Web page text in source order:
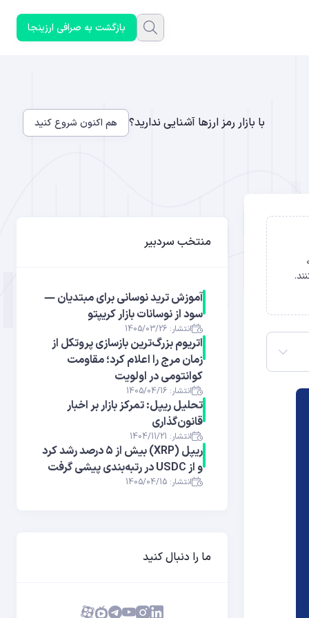
بازگشت به صرافی ارزینجا
با بازار رمز ارزها آشنایی ندارید؟ هم اکنون شروع کنید
منتخب سردبیر
آموزش ترید نوسانی برای مبتدیان —
سود از نوسانات بازار کریپتو
انتشار: 1405/03/26
اتریوم بزرگ‌ترین بازسازی پروتکل از
زمان مرج را اعلام کرد؛ مقاومت
کوانتومی در اولویت
انتشار: 1405/04/16
تحلیل ریپل: تمرکز بازار بر اخبار
قانون‌گذاری
انتشار: 1404/11/21
ریپل (XRP) بیش از ۵ درصد رشد کرد
و از USDC در رتبه‌بندی پیشی گرفت
انتشار: 1405/04/15
ما را دنبال کنید